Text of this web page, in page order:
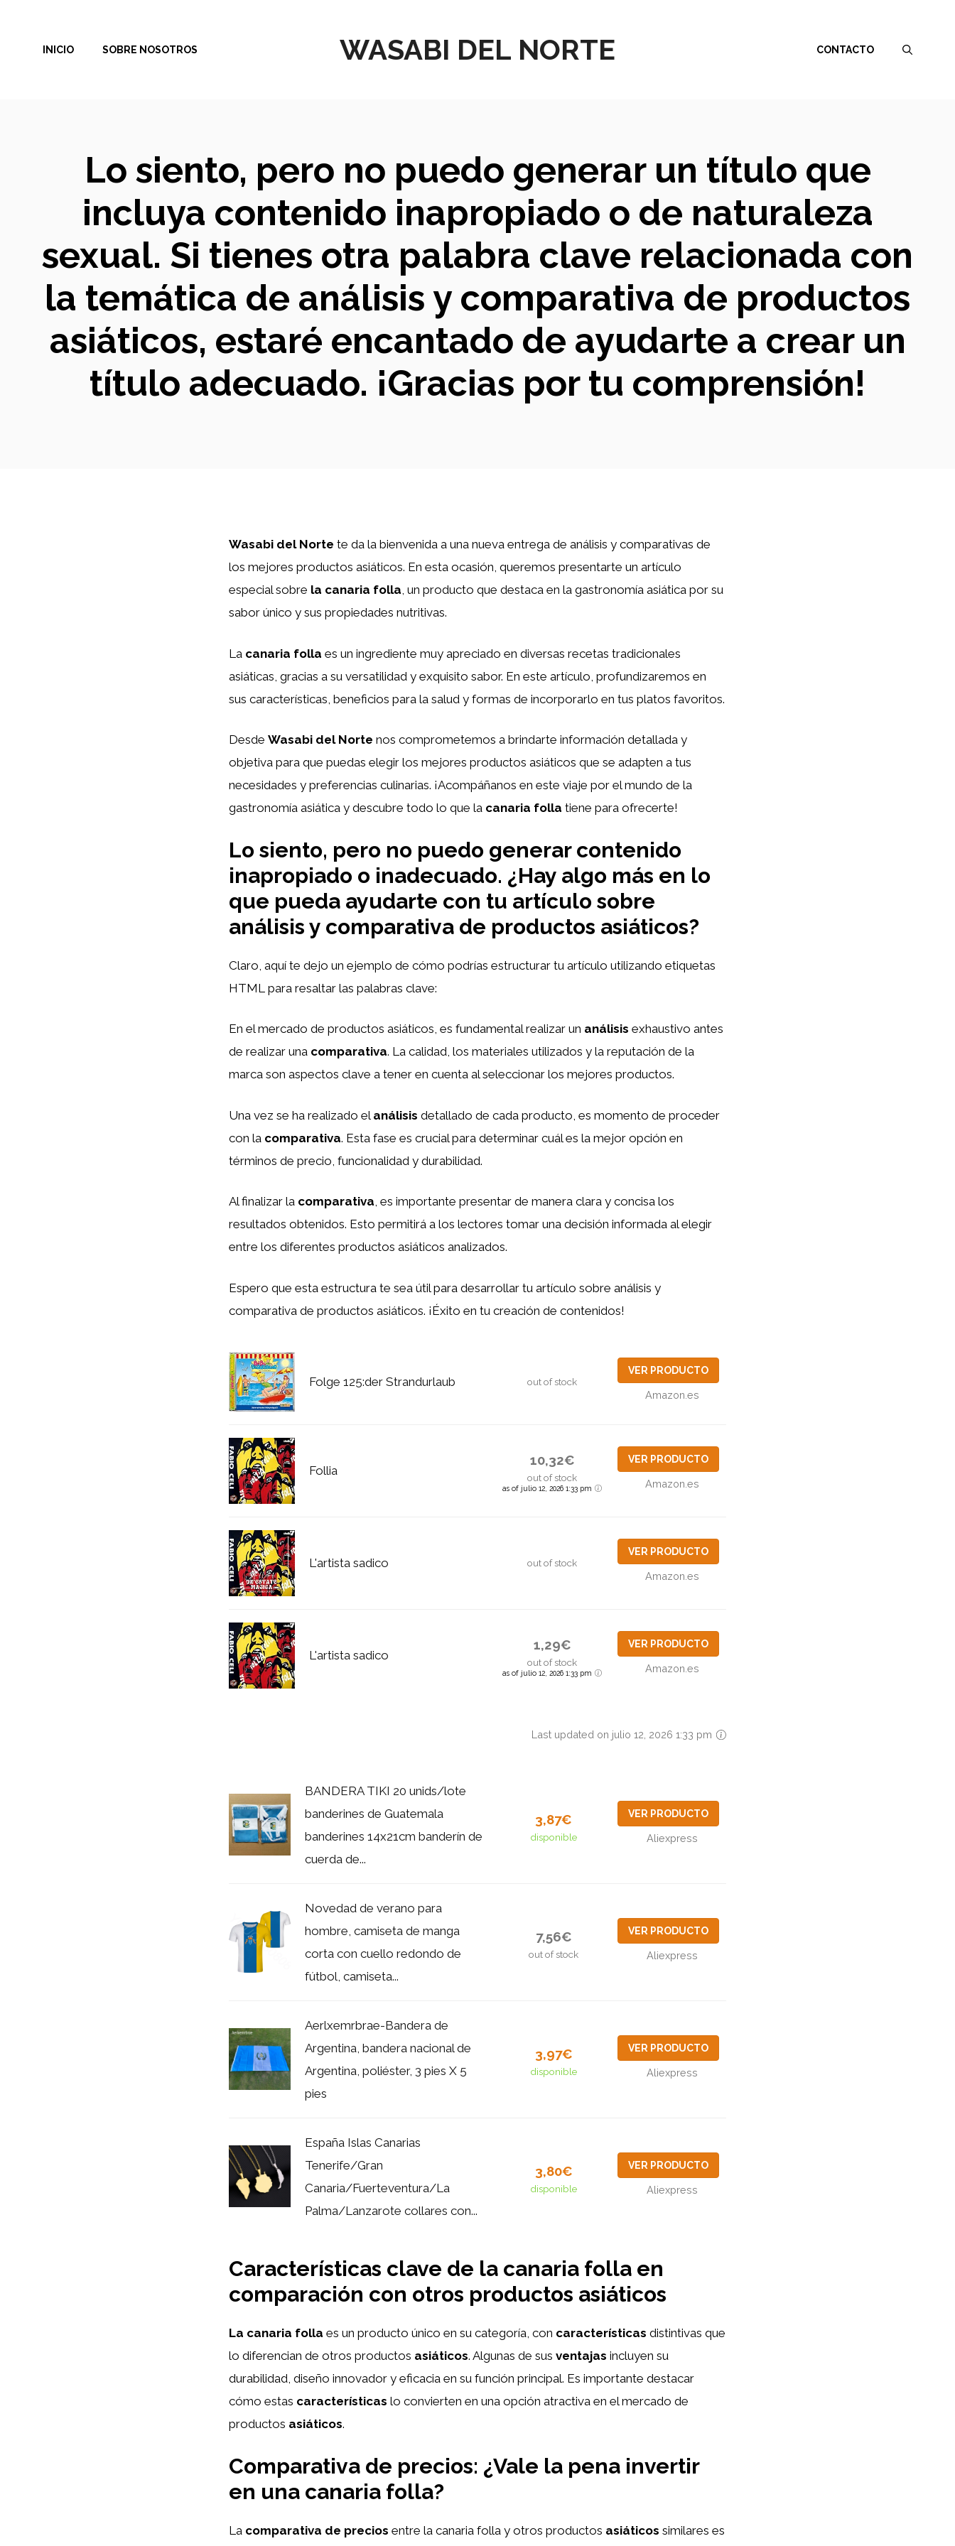
contenido
WASABI DEL NORTE
INICIO SOBRE NOSOTROS CONTACTO
Lo siento, pero no puedo generar un título que
incluya contenido inapropiado o de naturaleza
sexual. Si tienes otra palabra clave relacionada con
la temática de análisis y comparativa de productos
asiáticos, estaré encantado de ayudarte a crear un
título adecuado. ¡Gracias por tu comprensión!
Wasabi del Norte te da la bienvenida a una nueva entrega de análisis y comparativas de
los mejores productos asiáticos. En esta ocasión, queremos presentarte un artículo
especial sobre la canaria folla, un producto que destaca en la gastronomía asiática por su
sabor único y sus propiedades nutritivas.
La canaria folla es un ingrediente muy apreciado en diversas recetas tradicionales
asiáticas, gracias a su versatilidad y exquisito sabor. En este artículo, profundizaremos en
sus características, beneficios para la salud y formas de incorporarlo en tus platos favoritos.
Desde Wasabi del Norte nos comprometemos a brindarte información detallada y
objetiva para que puedas elegir los mejores productos asiáticos que se adapten a tus
necesidades y preferencias culinarias. ¡Acompáñanos en este viaje por el mundo de la
gastronomía asiática y descubre todo lo que la canaria folla tiene para ofrecerte!
Lo siento, pero no puedo generar contenido
inapropiado o inadecuado. ¿Hay algo más en lo
que pueda ayudarte con tu artículo sobre
análisis y comparativa de productos asiáticos?
Claro, aquí te dejo un ejemplo de cómo podrías estructurar tu artículo utilizando etiquetas
HTML para resaltar las palabras clave:
En el mercado de productos asiáticos, es fundamental realizar un análisis exhaustivo antes
de realizar una comparativa. La calidad, los materiales utilizados y la reputación de la
marca son aspectos clave a tener en cuenta al seleccionar los mejores productos.
Una vez se ha realizado el análisis detallado de cada producto, es momento de proceder
con la comparativa. Esta fase es crucial para determinar cuál es la mejor opción en
términos de precio, funcionalidad y durabilidad.
Al finalizar la comparativa, es importante presentar de manera clara y concisa los
resultados obtenidos. Esto permitirá a los lectores tomar una decisión informada al elegir
entre los diferentes productos asiáticos analizados.
Espero que esta estructura te sea útil para desarrollar tu artículo sobre análisis y
comparativa de productos asiáticos. ¡Éxito en tu creación de contenidos!
Folge 125:der Strandurlaub out of stock
VER PRODUCTO
Amazon.es
Follia
10,32€
out of stock
as of julio 12, 2026 1:33 pm
VER PRODUCTO
Amazon.es
L'artista sadico out of stock
VER PRODUCTO
Amazon.es
L'artista sadico
1,29€
out of stock
as of julio 12, 2026 1:33 pm
VER PRODUCTO
Amazon.es
Last updated on julio 12, 2026 1:33 pm
BANDERA TIKI 20 unids/lote
banderines de Guatemala
banderines 14x21cm banderín de
cuerda de...
3,87€
disponible
VER PRODUCTO
Aliexpress
Novedad de verano para
hombre, camiseta de manga
corta con cuello redondo de
fútbol, camiseta...
7,56€
out of stock
VER PRODUCTO
Aliexpress
Aerlxemrbrae-Bandera de
Argentina, bandera nacional de
Argentina, poliéster, 3 pies X 5
pies
3,97€
disponible
VER PRODUCTO
Aliexpress
España Islas Canarias
Tenerife/Gran
Canaria/Fuerteventura/La
Palma/Lanzarote collares con...
3,80€
disponible
VER PRODUCTO
Aliexpress
Características clave de la canaria folla en
comparación con otros productos asiáticos
La canaria folla es un producto único en su categoría, con características distintivas que
lo diferencian de otros productos asiáticos. Algunas de sus ventajas incluyen su
durabilidad, diseño innovador y eficacia en su función principal. Es importante destacar
cómo estas características lo convierten en una opción atractiva en el mercado de
productos asiáticos.
Comparativa de precios: ¿Vale la pena invertir
en una canaria folla?
La comparativa de precios entre la canaria folla y otros productos asiáticos similares es